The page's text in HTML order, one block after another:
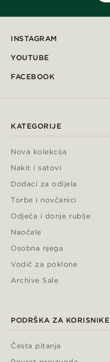
INSTAGRAM
YOUTUBE
FACEBOOK
KATEGORIJE
Nova kolekcija
Nakit i satovi
Dodaci za odijela
Torbe i novčanici
Odjeća i donje rublje
Naočale
Osobna njega
Vodič za poklone
Archive Sale
PODRŠKA ZA KORISNIKE
Česta pitanja